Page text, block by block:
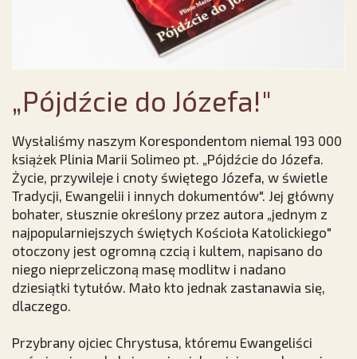
„Pójdźcie do Józefa!"
Wysłaliśmy naszym Korespondentom niemal 193 000
książek Plinia Marii Solimeo pt. „Pójdźcie do Józefa.
Życie, przywileje i cnoty świętego Józefa, w świetle
Tradycji, Ewangelii i innych dokumentów". Jej główny
bohater, słusznie określony przez autora „jednym z
najpopularniejszych świętych Kościoła Katolickiego"
otoczony jest ogromną czcią i kultem, napisano do
niego nieprzeliczoną masę modlitw i nadano
dziesiątki tytułów. Mało kto jednak zastanawia się,
dlaczego.
Przybrany ojciec Chrystusa, któremu Ewangeliści